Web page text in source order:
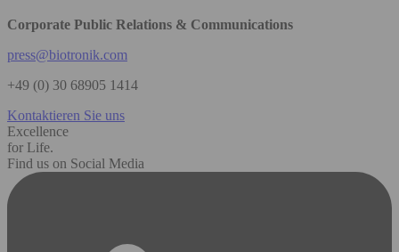
Corporate Public Relations & Communications
press@biotronik.com
+49 (0) 30 68905 1414
Kontaktieren Sie uns
Excellence
for Life.
Find us on Social Media